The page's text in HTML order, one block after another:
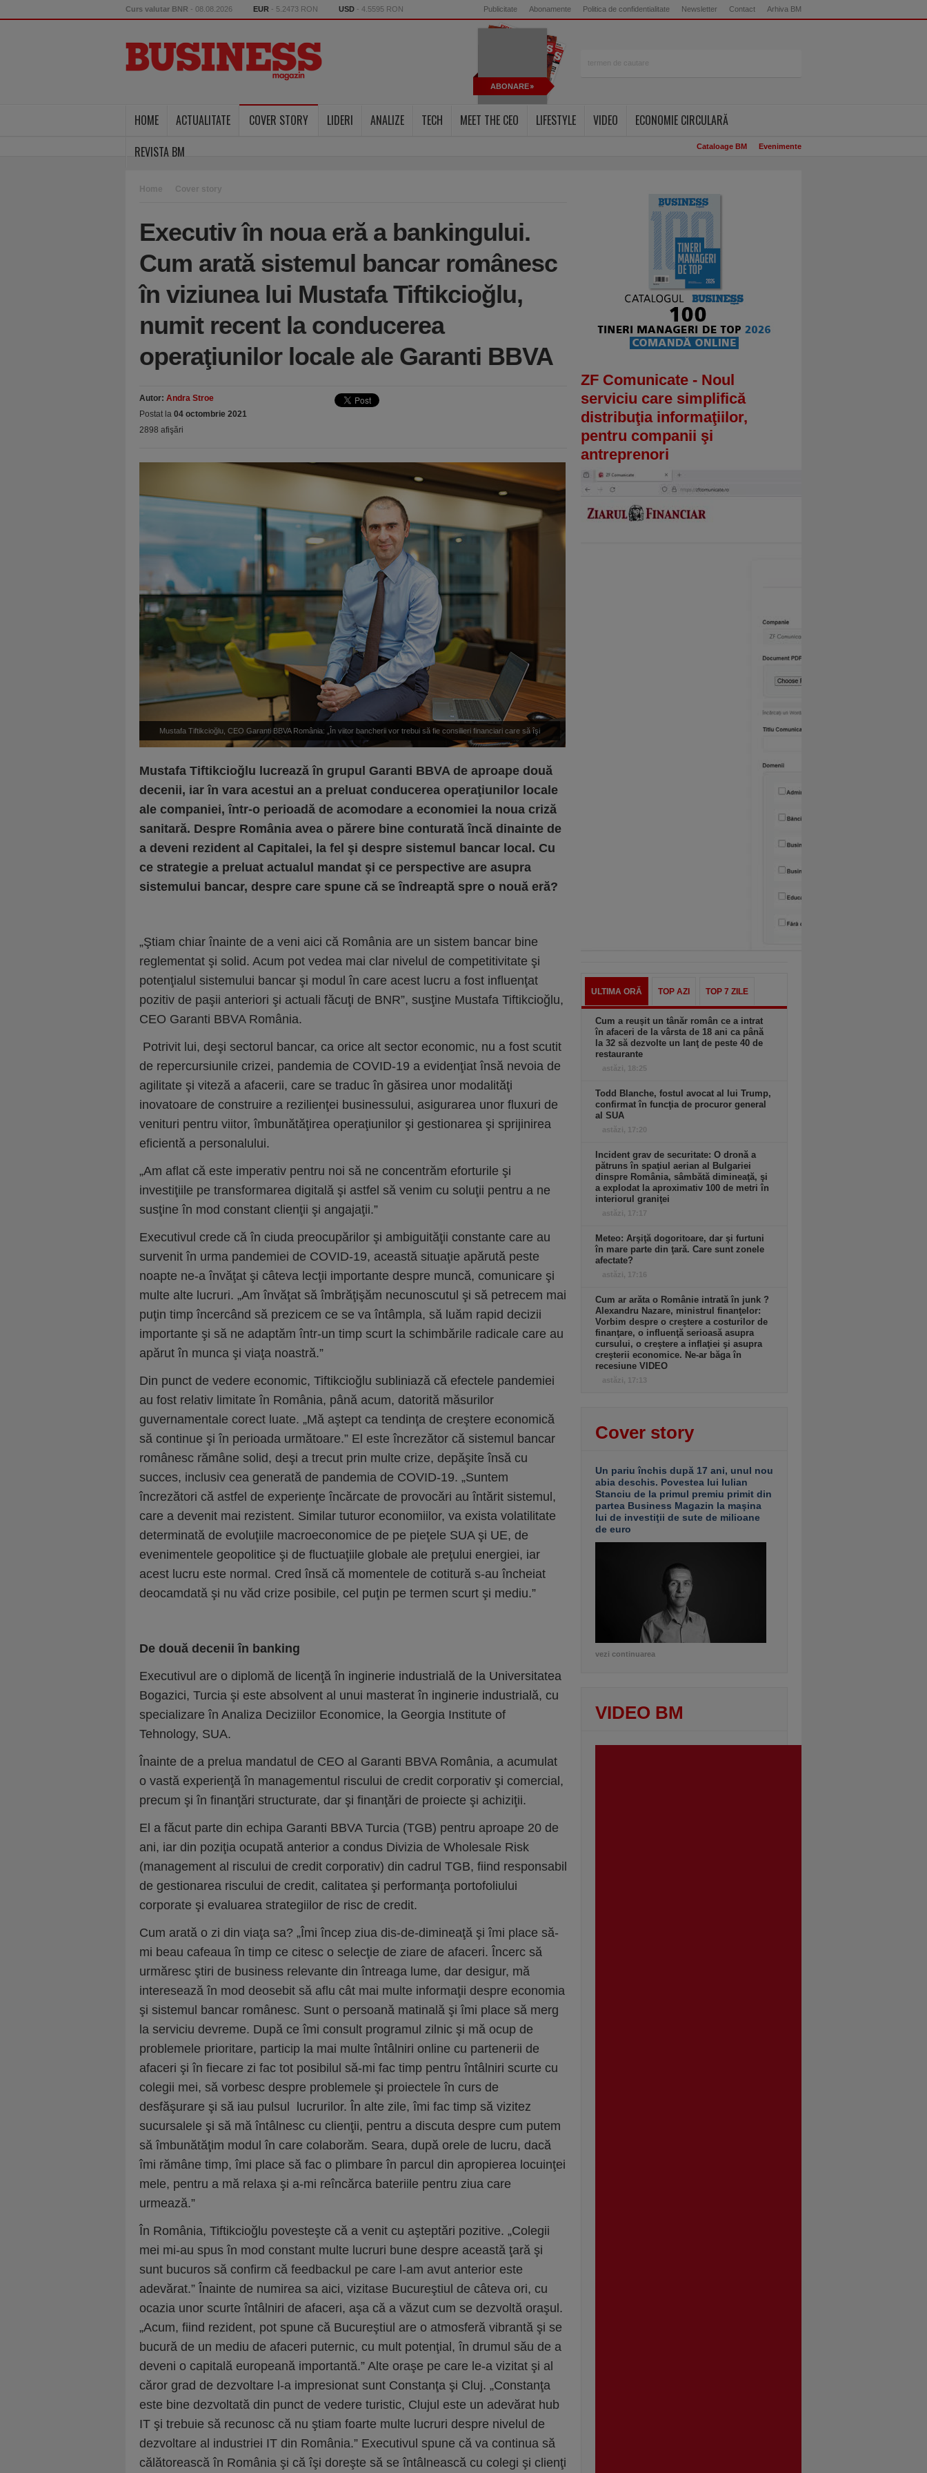
Curs valutar BNR - 08.08.2026 EUR - 5.2473 RON USD - 4.5595 RON Publicitate Abonamente Politica de confidentialitate Newsletter Contact Arhiva BM
ABONARE
HOME ACTUALITATE COVER STORY LIDERI ANALIZE TECH MEET THE CEO LIFESTYLE VIDEO
ECONOMIE CIRCULARĂ
REVISTA BM
Cataloage BM Evenimente
Home Cover story
Executiv în noua eră a bankingului.
Cum arată sistemul bancar românesc
în viziunea lui Mustafa Tiftikcioğlu,
numit recent la conducerea
operaţiunilor locale ale Garanti BBVA
Autor: Andra Stroe
Postat la 04 octombrie 2021
2898 afişări
Mustafa Tiftikcioğlu, CEO Garanti BBVA România: „În viitor bancherii vor trebui să fie consilieri financiari care să îşi
sprijine clienţii în ceea ce priveşte nevoile lor de planificare financiară.”
Mustafa Tiftikcioğlu lucrează în grupul Garanti BBVA de aproape două
decenii, iar în vara acestui an a preluat conducerea operaţiunilor locale
ale companiei, într-o perioadă de acomodare a economiei la noua criză
sanitară. Despre România avea o părere bine conturată încă dinainte de
a deveni rezident al Capitalei, la fel şi despre sistemul bancar local. Cu
ce strategie a preluat actualul mandat şi ce perspective are asupra
sistemului bancar, despre care spune că se îndreaptă spre o nouă eră?
„Ştiam chiar înainte de a veni aici că România are un sistem bancar bine
reglementat şi solid. Acum pot vedea mai clar nivelul de competitivitate şi
potenţialul sistemului bancar şi modul în care acest lucru a fost influenţat
pozitiv de paşii anteriori şi actuali făcuţi de BNR”, susţine Mustafa Tiftikcioğlu,
CEO Garanti BBVA România.
Potrivit lui, deşi sectorul bancar, ca orice alt sector economic, nu a fost scutit
de repercursiunile crizei, pandemia de COVID-19 a evidenţiat însă nevoia de
agilitate şi viteză a afacerii, care se traduc în găsirea unor modalităţi
inovatoare de construire a rezilienţei businessului, asigurarea unor fluxuri de
venituri pentru viitor, îmbunătăţirea operaţiunilor şi gestionarea şi sprijinirea
eficientă a personalului.
„Am aflat că este imperativ pentru noi să ne concentrăm eforturile şi
investiţiile pe transformarea digitală şi astfel să venim cu soluţii pentru a ne
susţine în mod constant clienţii şi angajaţii.”
Executivul crede că în ciuda preocupărilor şi ambiguităţii constante care au
survenit în urma pandemiei de COVID-19, această situaţie apărută peste
noapte ne-a învăţat şi câteva lecţii importante despre muncă, comunicare şi
multe alte lucruri. „Am învăţat să îmbrăţişăm necunoscutul şi să petrecem mai
puţin timp încercând să prezicem ce se va întâmpla, să luăm rapid decizii
importante şi să ne adaptăm într-un timp scurt la schimbările radicale care au
apărut în munca şi viaţa noastră.”
Din punct de vedere economic, Tiftikcioğlu subliniază că efectele pandemiei
au fost relativ limitate în România, până acum, datorită măsurilor
guvernamentale corect luate. „Mă aştept ca tendinţa de creştere economică
să continue şi în perioada următoare.” El este încrezător că sistemul bancar
românesc rămâne solid, deşi a trecut prin multe crize, depăşite însă cu
succes, inclusiv cea generată de pandemia de COVID-19. „Suntem
încrezători că astfel de experienţe încărcate de provocări au întărit sistemul,
care a devenit mai rezistent. Similar tuturor economiilor, va exista volatilitate
determinată de evoluţiile macroeconomice de pe pieţele SUA şi UE, de
evenimentele geopolitice şi de fluctuaţiile globale ale preţului energiei, iar
acest lucru este normal. Cred însă că momentele de cotitură s-au încheiat
deocamdată şi nu văd crize posibile, cel puţin pe termen scurt şi mediu.”
De două decenii în banking
Executivul are o diplomă de licenţă în inginerie industrială de la Universitatea
Bogazici, Turcia şi este absolvent al unui masterat în inginerie industrială, cu
specializare în Analiza Deciziilor Economice, la Georgia Institute of
Tehnology, SUA.
Înainte de a prelua mandatul de CEO al Garanti BBVA România, a acumulat
o vastă experienţă în managementul riscului de credit corporativ şi comercial,
precum şi în finanţări structurate, dar şi finanţări de proiecte şi achiziţii.
El a făcut parte din echipa Garanti BBVA Turcia (TGB) pentru aproape 20 de
ani, iar din poziţia ocupată anterior a condus Divizia de Wholesale Risk
(management al riscului de credit corporativ) din cadrul TGB, fiind responsabil
de gestionarea riscului de credit, calitatea şi performanţa portofoliului
corporate şi evaluarea strategiilor de risc de credit.
Cum arată o zi din viaţa sa? „Îmi încep ziua dis-de-dimineaţă şi îmi place să-
mi beau cafeaua în timp ce citesc o selecţie de ziare de afaceri. Încerc să
urmăresc ştiri de business relevante din întreaga lume, dar desigur, mă
interesează în mod deosebit să aflu cât mai multe informaţii despre economia
şi sistemul bancar românesc. Sunt o persoană matinală şi îmi place să merg
la serviciu devreme. După ce îmi consult programul zilnic şi mă ocup de
problemele prioritare, particip la mai multe întâlniri online cu partenerii de
afaceri şi în fiecare zi fac tot posibilul să-mi fac timp pentru întâlniri scurte cu
colegii mei, să vorbesc despre problemele şi proiectele în curs de
desfăşurare şi să iau pulsul lucrurilor. În alte zile, îmi fac timp să vizitez
sucursalele şi să mă întâlnesc cu clienţii, pentru a discuta despre cum putem
să îmbunătăţim modul în care colaborăm. Seara, după orele de lucru, dacă
îmi rămâne timp, îmi place să fac o plimbare în parcul din apropierea locuinţei
mele, pentru a mă relaxa şi a-mi reîncărca bateriile pentru ziua care
urmează.”
În România, Tiftikcioğlu povesteşte că a venit cu aşteptări pozitive. „Colegii
mei mi-au spus în mod constant multe lucruri bune despre această ţară şi
sunt bucuros să confirm că feedbackul pe care l-am avut anterior este
adevărat.” Înainte de numirea sa aici, vizitase Bucureştiul de câteva ori, cu
ocazia unor scurte întâlniri de afaceri, aşa că a văzut cum se dezvoltă oraşul.
„Acum, fiind rezident, pot spune că Bucureştiul are o atmosferă vibrantă şi se
bucură de un mediu de afaceri puternic, cu mult potenţial, în drumul său de a
deveni o capitală europeană importantă.” Alte oraşe pe care le-a vizitat şi al
căror grad de dezvoltare l-a impresionat sunt Constanţa şi Cluj. „Constanţa
este bine dezvoltată din punct de vedere turistic, Clujul este un adevărat hub
IT şi trebuie să recunosc că nu ştiam foarte multe lucruri despre nivelul de
dezvoltare al industriei IT din România.” Executivul spune că va continua să
călătorească în România şi că îşi doreşte să se întâlnească cu colegi şi clienţi
ZF Comunicate - Noul
serviciu care simplifică
distribuţia informaţiilor,
pentru companii şi
antreprenori
ULTIMA ORĂ TOP AZI TOP 7 ZILE
Cum a reuşit un tânăr român ce a intrat
în afaceri de la vârsta de 18 ani ca până
la 32 să dezvolte un lanţ de peste 40 de
restaurante
astăzi, 18:25
Todd Blanche, fostul avocat al lui Trump,
confirmat în funcţia de procuror general
al SUA
astăzi, 17:20
Incident grav de securitate: O dronă a
pătruns în spaţiul aerian al Bulgariei
dinspre România, sâmbătă dimineaţă, şi
a explodat la aproximativ 100 de metri în
interiorul graniţei
astăzi, 17:17
Meteo: Arşiţă dogoritoare, dar şi furtuni
în mare parte din ţară. Care sunt zonele
afectate?
astăzi, 17:16
Cum ar arăta o Românie intrată în junk ?
Alexandru Nazare, ministrul finanţelor:
Vorbim despre o creştere a costurilor de
finanţare, o influenţă serioasă asupra
cursului, o creştere a inflaţiei şi asupra
creşterii economice. Ne-ar băga în
recesiune VIDEO
astăzi, 17:13
Cover story
Un pariu închis după 17 ani, unul nou
abia deschis. Povestea lui Iulian
Stanciu de la primul premiu primit din
partea Business Magazin la maşina
lui de investiţii de sute de milioane
de euro
vezi continuarea
VIDEO BM